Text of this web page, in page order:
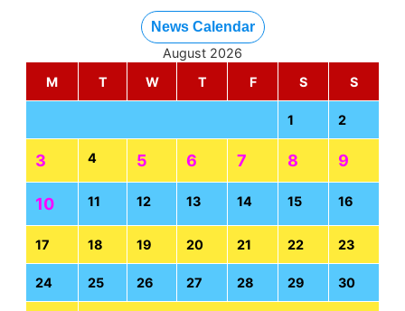
News Calendar
August 2026
M
T W T F S S
1 2
3 4 5 6 7 8 9
10 11 12 13 14 15 16
17 18 19 20 21 22 23
24 25 26 27 28 29 30